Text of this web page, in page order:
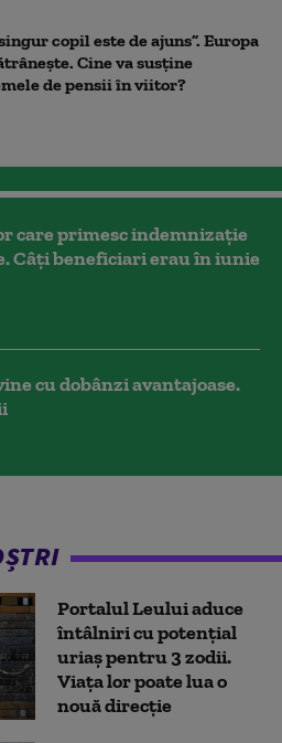
copil este de ajuns”. Europa
Cine va susține
de pensii în viitor?
care primesc indemnizaţie
Câți beneficiari erau în iunie
cu dobânzi avantajoase.
Portalul Leului aduce
întâlniri cu potențial
uriaș pentru 3 zodii.
Viața lor poate lua o
nouă direcție